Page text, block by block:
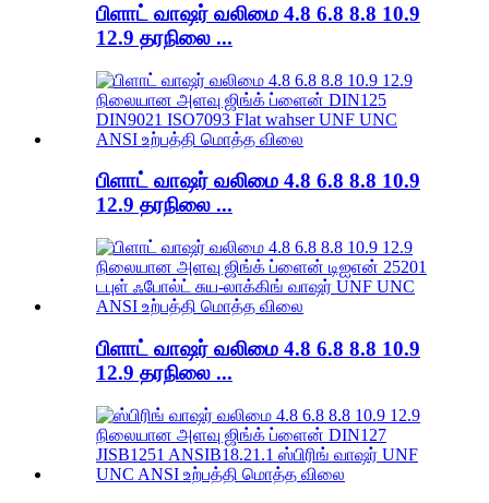
பிளாட் வாஷர் வலிமை 4.8 6.8 8.8 10.9
12.9 தரநிலை ...
பிளாட் வாஷர் வலிமை 4.8 6.8 8.8 10.9
12.9 தரநிலை ...
பிளாட் வாஷர் வலிமை 4.8 6.8 8.8 10.9
12.9 தரநிலை ...